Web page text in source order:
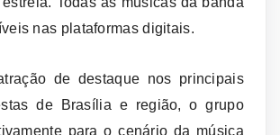
nas plataformas digitais.
de destaque nos principais
de Brasília e região, o grupo
para o cenário da música